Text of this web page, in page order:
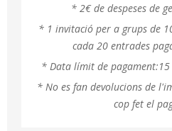
* 2€ de despeses de
* 1 invitació per a grups de
cada 20 entrades
* Data límit de pagament:15
* No es fan devolucions de
cop fet el